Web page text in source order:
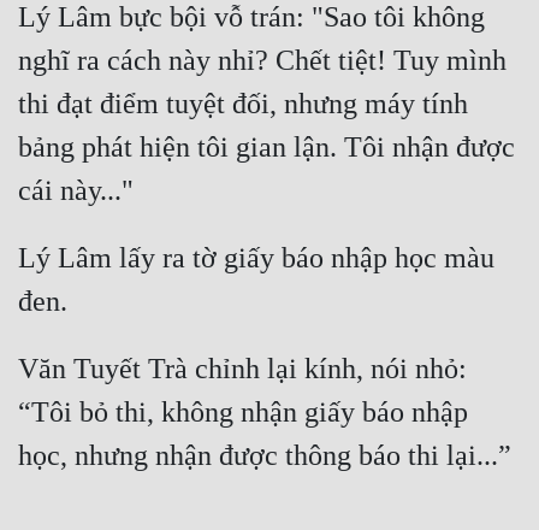
Lý Lâm bực bội vỗ trán: "Sao tôi không
nghĩ ra cách này nhỉ? Chết tiệt! Tuy mình
thi đạt điểm tuyệt đối, nhưng máy tính
bảng phát hiện tôi gian lận. Tôi nhận được
cái này..."
Lý Lâm lấy ra tờ giấy báo nhập học màu
đen.
Văn Tuyết Trà chỉnh lại kính, nói nhỏ:
“Tôi bỏ thi, không nhận giấy báo nhập
học, nhưng nhận được thông báo thi lại...”